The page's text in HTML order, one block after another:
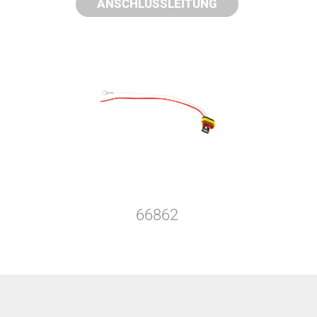
ANSCHLUSSLEITUNG
66862